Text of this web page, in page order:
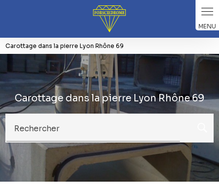
Carottage dans la pierre Lyon Rhône 69
Carottage dans la pierre Lyon Rhône 69
Rechercher
Panneau de gestion des cookies